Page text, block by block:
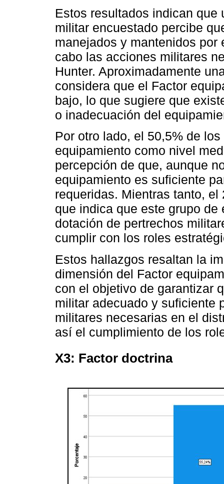
Estos resultados indican
militar encuestado percibe
manejados y mantenidos
cabo las acciones militares
Hunter. Aproximadamente
considera que el Factor
bajo, lo que sugiere que
o inadecuación del
Por otro lado, el 50,5% de
equipamiento como nivel
percepción de que, aunque
equipamiento es suficiente
requeridas. Mientras tanto,
que indica que este grupo
dotación de pertrechos
cumplir con los roles
Estos hallazgos resaltan la
dimensión del Factor
con el objetivo de garantizar
militar adecuado y suficiente
militares necesarias en el
así el cumplimiento de los
X3: Factor doctrina